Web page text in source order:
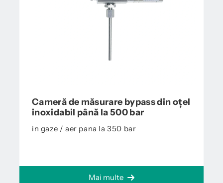
Cameră de măsurare bypass din oțel
inoxidabil până la 500 bar
in gaze / aer pana la 350 bar
Mai multe